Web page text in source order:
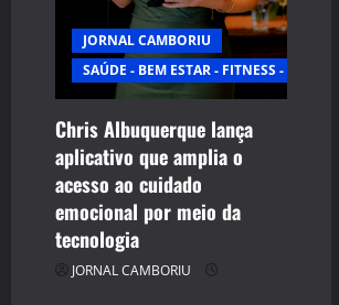
JORNAL CAMBORIU
SAÚDE - BEM ESTAR - FITNESS - ESPORTE
Chris Albuquerque lança
aplicativo que amplia o
acesso ao cuidado
emocional por meio da
tecnologia
JORNAL CAMBORIU